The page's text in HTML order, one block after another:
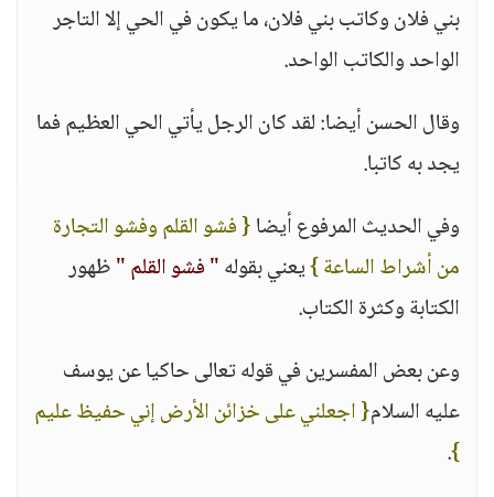
بني فلان وكاتب بني فلان، ما يكون في الحي إلا التاجر
الواحد والكاتب الواحد.
وقال الحسن أيضا: لقد كان الرجل يأتي الحي العظيم فما
يجد به كاتبا.
وفي الحديث المرفوع أيضا{ فشو القلم وفشو التجارة
من أشراط الساعة }يعني بقوله" فشو القلم "ظهور
الكتابة وكثرة الكتاب.
وعن بعض المفسرين في قوله تعالى حاكيا عن يوسف
عليه السلام{ اجعلني على خزائن الأرض إني حفيظ عليم
}
.